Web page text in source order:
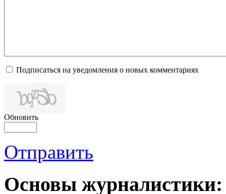
Подписаться на уведомления о новых комментариях
Обновить
Отправить
Основы журналистики: